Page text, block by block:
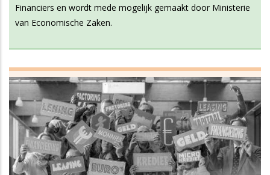
Financiers en wordt mede mogelijk gemaakt door Ministerie
van Economische Zaken.